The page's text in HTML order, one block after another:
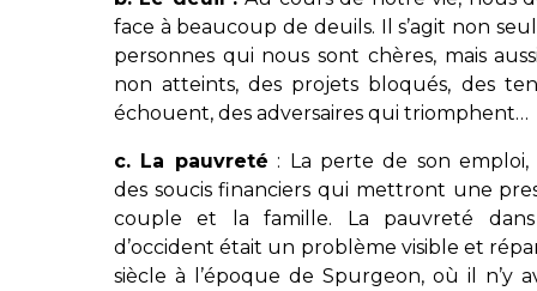
face à beaucoup de deuils. Il s’agit non
personnes qui nous sont chères, mais
non atteints, des projets bloqués, des
échouent, des adversaires qui triomphent…
c. La pauvreté : La perte de son
des soucis financiers qui mettront une
couple et la famille. La pauvreté
d’occident était un problème visible et
siècle à l’époque de Spurgeon, où il n’y